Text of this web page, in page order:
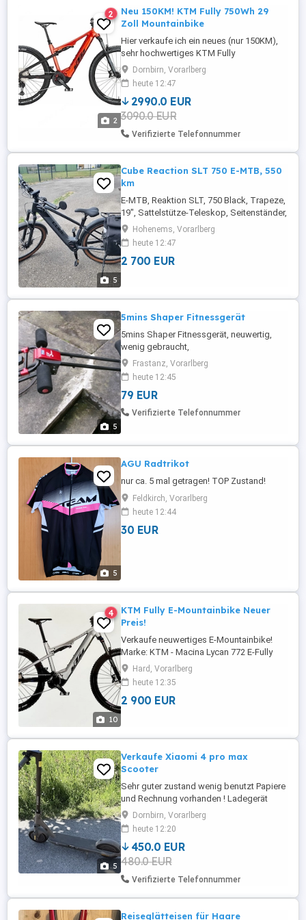
2
2
Neu 150KM! KTM Fully 750Wh 29
Zoll Mountainbike
Hier verkaufe ich ein neues (nur 150KM),
sehr hochwertiges KTM Fully
Mountainbike mit einer tollen Bestückung:
İntersport Rechnung vom 03 2026 über
4100 liegt bei! Shimano XT 12-fach-
Schaltung Shimano hydraulische
Scheibenbremsen Rock Shox Federgabel
mit ein aus Funktion Rock Shox Dämpfer
29-Zoll-Felgen ...
Dornbirn, Vorarlberg
heute 12:47
2990.0 EUR
3090.0 EUR
Verifizierte Telefonnummer
5
Cube Reaction SLT 750 E-MTB, 550
km
E-MTB, Reaktion SLT, 750 Black, Trapeze,
19", Sattelstütze-Teleskop, Seitenständer,
Schutzbleche, Gepäckträger, 11 2022, 550
Kilometer.
Hohenems, Vorarlberg
heute 12:47
2 700 EUR
5
5mins Shaper Fitnessgerät
5mins Shaper Fitnessgerät, neuwertig,
wenig gebraucht,
Frastanz, Vorarlberg
heute 12:45
79 EUR
Verifizierte Telefonnummer
5
AGU Radtrikot
nur ca. 5 mal getragen! TOP Zustand!
Feldkirch, Vorarlberg
heute 12:44
30 EUR
10
4
KTM Fully E-Mountainbike Neuer
Preis!
Verkaufe neuwertiges E-Mountainbike!
Marke: KTM - Macina Lycan 772 E-Fully
27,5 Größe: 43 cm M Farbe: silber
Schaltung: Shimano Deore M5100-11
Motor: Bosch Performance CX AKKU:
Bosch Power 750 Wh Display: Bosch LED
abnehmbarer Gebäcksträger ...
Hard, Vorarlberg
heute 12:35
2 900 EUR
5
Verkaufe Xiaomi 4 pro max
Scooter
Sehr guter zustand wenig benutzt Papiere
und Rechnung vorhanden ! Ladegerät
vorhanden! Blinker und Licht mit
Bremslicht vorhanden!
Dornbirn, Vorarlberg
heute 12:20
450.0 EUR
480.0 EUR
Verifizierte Telefonnummer
Reiseglätteisen für Haare